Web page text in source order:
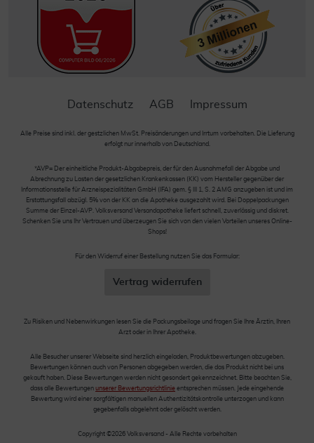
Datenschutz AGB Impressum
Alle Preise sind inkl. der gestzlichen MwSt. Preisänderungen und Irrtum vorbehalten. Die Lieferung
erfolgt nur innerhalb von Deutschland.
*AVP= Der einheitliche Produkt-Abgabepreis, der für den Ausnahmefall der Abgabe und
Abrechnung zu Lasten der gesetzlichen Krankenkassen (KK) vom Hersteller gegenüber der
Informationsstelle für Arzneispezialitäten GmbH (IFA) gem. § III 1, S. 2 AMG anzugeben ist und im
Erstattungsfall abzügl. 5% von der KK an die Apotheke ausgezahlt wird. Bei Doppelpackungen
Summe der Einzel-AVP. Volksversand Versandapotheke liefert schnell, zuverlässig und diskret.
Schenken Sie uns Ihr Vertrauen und überzeugen Sie sich von den vielen Vorteilen unseres Online-
Shops!
Für den Widerruf einer Bestellung nutzen Sie das Formular:
Vertrag widerrufen
Zu Risiken und Nebenwirkungen lesen Sie die Packungsbeilage und fragen Sie Ihre Ärztin, Ihren
Arzt oder in Ihrer Apotheke.
Alle Besucher unserer Webseite sind herzlich eingeladen, Produktbewertungen abzugeben.
Bewertungen können auch von Personen abgegeben werden, die das Produkt nicht bei uns
gekauft haben. Diese Bewertungen werden nicht gesondert gekennzeichnet. Bitte beachten Sie,
dass alle Bewertungen unserer Bewertungsrichtlinie entsprechen müssen. Jede eingehende
Bewertung wird einer sorgfältigen manuellen Authentizitätskontrolle unterzogen und kann
gegebenfalls abgelehnt oder gelöscht werden.
Copyright ©2026 Volksversand - Alle Rechte vorbehalten